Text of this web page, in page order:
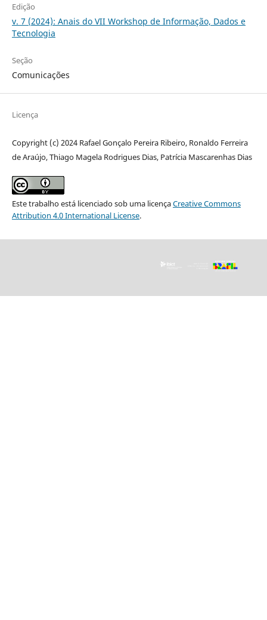
Edição
v. 7 (2024): Anais do VII Workshop de Informação, Dados e
Tecnologia
Seção
Comunicações
Licença
Copyright (c) 2024 Rafael Gonçalo Pereira Ribeiro, Ronaldo Ferreira
de Araújo, Thiago Magela Rodrigues Dias, Patrícia Mascarenhas Dias
Este trabalho está licenciado sob uma licençaCreative Commons
Attribution 4.0 International License.